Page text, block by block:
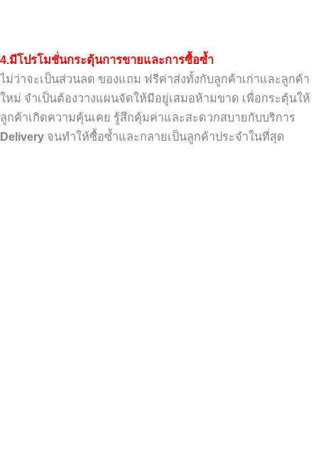
4.มีโปรโมชั่นกระตุ้นการขายและการซื้อซ้ำ
ไม่ว่าจะเป็นส่วนลด ของแถม ฟรีค่าส่งทั้งกับลูกค้าเก่าและลูกค้า
ใหม่ จำเป็นต้องวางแผนจัดให้มีอยู่เสมอห้ามขาด เพื่อกระตุ้นให้
ลูกค้าเกิดความคุ้นเคย รู้สึกคุ้มค่าและสะดวกสบายกับบริการ
Delivery จนทำให้ซื้อซ้ำและกลายเป็นลูกค้าประจำในที่สุด